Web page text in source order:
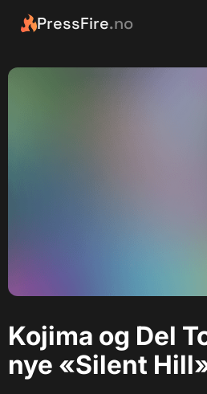
PressFire.no
Kojima og Del
nye «Silent